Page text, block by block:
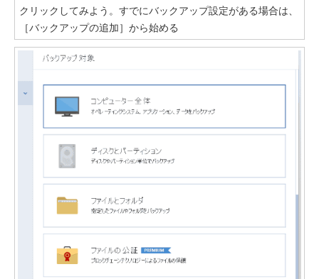
クリックしてみよう。すでにバックアップ設定がある場合は、
［バックアップの追加］から始める